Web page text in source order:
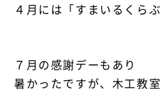
４月には「すまいるくら
７月の感謝デーもあり
暑かったですが、木工教